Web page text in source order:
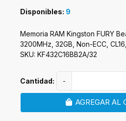
Disponibles: 9
Memoria RAM Kingston FURY
3200MHz, 32GB, Non-ECC,
SKU: KF432C16BB2A/32
Cantidad: -
AGREGAR AL